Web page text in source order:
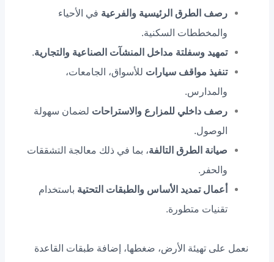
رصف الطرق الرئيسية والفرعية في الأحياء
والمخططات السكنية.
تمهيد وسفلتة مداخل المنشآت الصناعية والتجارية.
تنفيذ مواقف سيارات للأسواق، الجامعات،
والمدارس.
رصف داخلي للمزارع والاستراحات لضمان سهولة
الوصول.
صيانة الطرق التالفة، بما في ذلك معالجة التشققات
والحفر.
أعمال تمديد الأساس والطبقات التحتية باستخدام
تقنيات متطورة.
نعمل على تهيئة الأرض، ضغطها، إضافة طبقات القاعدة